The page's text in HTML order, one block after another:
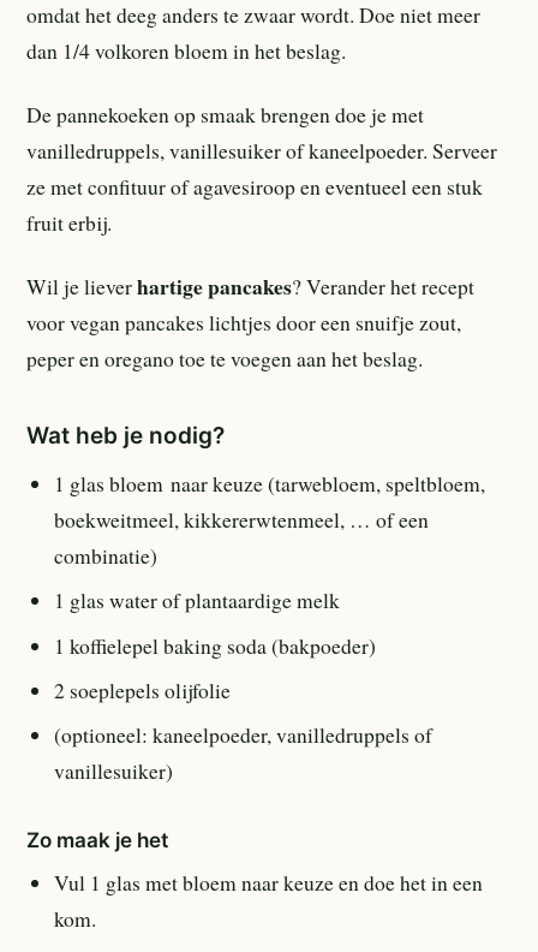
omdat het deeg anders te zwaar wordt. Doe niet meer
dan 1/4 volkoren bloem in het beslag.
De pannekoeken op smaak brengen doe je met
vanilledruppels, vanillesuiker of kaneelpoeder. Serveer
ze met confituur of agavesiroop en eventueel een stuk
fruit erbij.
Wil je lieverhartige pancakes? Verander het recept
voor vegan pancakes lichtjes door een snuifje zout,
peper en oregano toe te voegen aan het beslag.
Wat heb je nodig?
1 glas bloem naar keuze (tarwebloem, speltbloem,
boekweitmeel, kikkererwtenmeel, … of een
combinatie)
1 glas water of plantaardige melk
1 koffielepel baking soda (bakpoeder)
2 soeplepels olijfolie
(optioneel: kaneelpoeder, vanilledruppels of
vanillesuiker)
Zo maak je het
Vul 1 glas met bloem naar keuze en doe het in een
kom.